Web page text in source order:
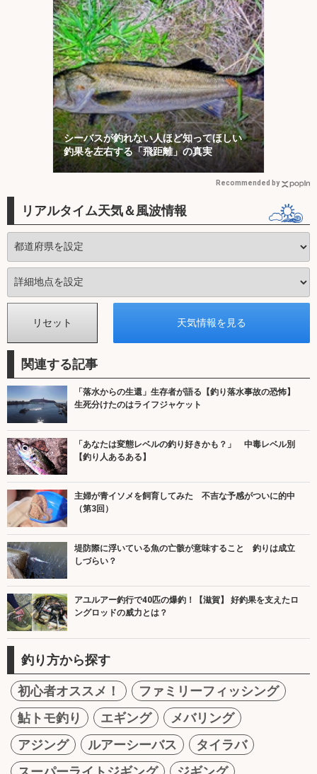
シーバスが釣れない人ほど知ってほしい
釣果を左右する「飛距離」の真実
Recommended by
リアルタイム天気＆風波情報
関連する記事
「落水からの生還」生存者が語る【釣り落水事故の恐怖】
生死分けたのはライフジャケット
「あなたは変態レベルの釣り好きかも？」 中毒レベル別
【釣り人あるある】
主婦が青イソメを飼育してみた 不吉な予感がついに的中
（第3回）
堤防際に浮いている魚の亡骸が意味すること 釣りは成立
しづらい？
アユルアー釣行で40匹の爆釣！【滋賀】 好釣果を支えたロ
ングロッドの威力とは？
釣り方から探す
初心者オススメ！
ファミリーフィッシング
鮎トモ釣り
エギング
メバリング
アジング
ルアーシーバス
タイラバ